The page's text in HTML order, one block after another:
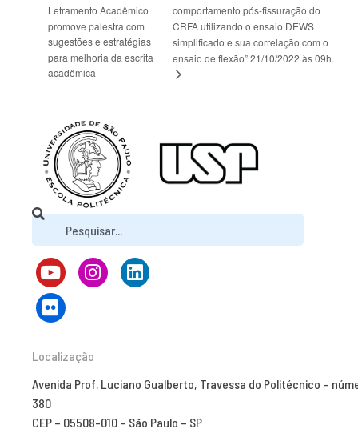
Letramento Acadêmico
promove palestra com
sugestões e estratégias
para melhoria da escrita
acadêmica
comportamento pós-fissuração do
CRFA utilizando o ensaio DEWS
simplificado e sua correlação com o
ensaio de flexão” 21/10/2022 às 09h.
Localização
Avenida Prof. Luciano Gualberto, Travessa do Politécnico –
380
CEP – 05508-010 – São Paulo – SP